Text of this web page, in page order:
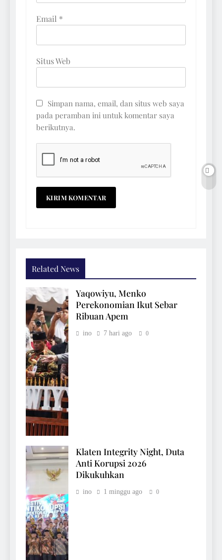
Email *
Situs Web
Simpan nama, email, dan situs web saya
pada peramban ini untuk komentar saya
berikutnya.
Related News
Yaqowiyu, Menko
Perekonomian Ikut Sebar
Ribuan Apem
ino 7 hari ago 0
Klaten Integrity Night, Duta
Anti Korupsi 2026
Dikukuhkan
ino 1 minggu ago 0